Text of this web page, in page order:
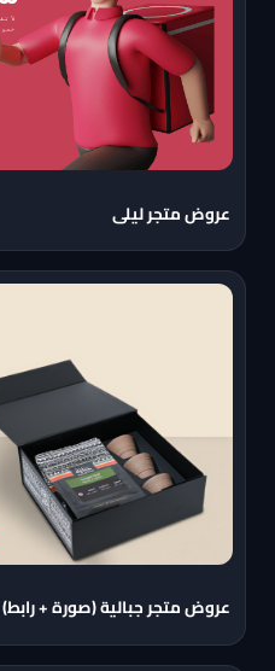
عروض متجر ليلى
عروض متجر جبالية (صورة + رابط)